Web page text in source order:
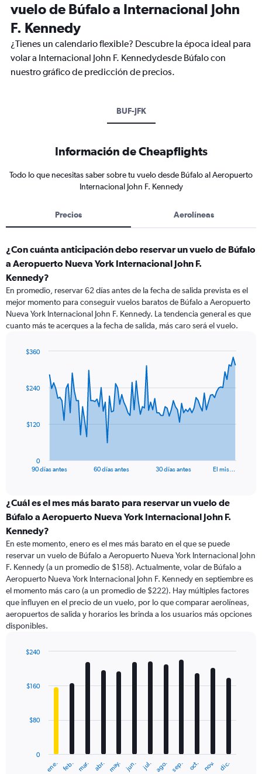
vuelo de Búfalo a Internacional John
F. Kennedy
¿Tienes un calendario flexible? Descubre la época ideal para
volar a Internacional John F. Kennedydesde Búfalo con
nuestro gráfico de predicción de precios.
BUF-JFK
Información de Cheapflights
Todo lo que necesitas saber sobre tu vuelo desde Búfalo al Aeropuerto
Internacional John F. Kennedy
Precios Aerolíneas
¿Con cuánta anticipación debo reservar un vuelo de Búfalo
a Aeropuerto Nueva York Internacional John F.
Kennedy?
En promedio, reservar 62 días antes de la fecha de salida prevista es el
mejor momento para conseguir vuelos baratos de Búfalo a Aeropuerto
Nueva York Internacional John F. Kennedy. La tendencia general es que
cuanto más te acerques a la fecha de salida, más caro será el vuelo.
data
The
categories.
Range:
categories.
The
chart
has
1
Y
axis
displaying
values.
to
90 días antes 60 días antes 30 días antes El mis…
0
$120
$240
$360
¿Cuál es el mes más barato para reservar un vuelo de
Búfalo a Aeropuerto Nueva York Internacional John F.
Kennedy?
En este momento, enero es el mes más barato en el que se puede
reservar un vuelo de Búfalo a Aeropuerto Nueva York Internacional John
F. Kennedy (a un promedio de $158). Actualmente, volar de Búfalo a
Aeropuerto Nueva York Internacional John F. Kennedy en septiembre es
el momento más caro (a un promedio de $222). Hay múltiples factores
que influyen en el precio de un vuelo, por lo que comparar aerolíneas,
aeropuertos de salida y horarios les brinda a los usuarios más opciones
disponibles.
with
12
The
ene. feb. mar. abr. may. jun. jul. ago. sep. oct. nov. dic.
0
$80
$160
$240